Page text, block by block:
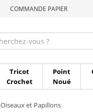
COMMANDE PAPIER
Tricot
Crochet
Point
Noué
Oiseaux et Papillons